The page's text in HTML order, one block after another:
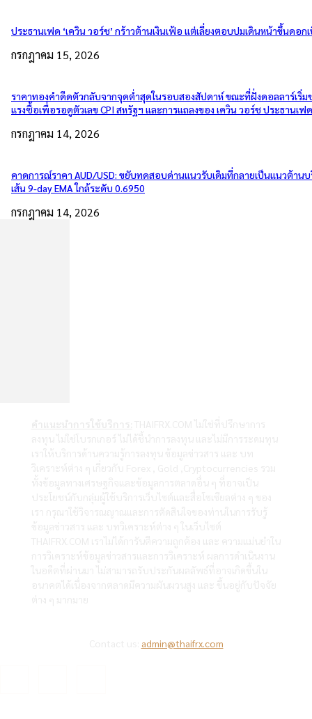
ประธานเฟด ‘เควิน วอร์ช’ กร้าวต้านเงินเฟ้อ แต่เลี่ยงตอบปมเดินหน้าขึ้นดอก
กรกฎาคม 15, 2026
ราคาทองคำดีดตัวกลับจากจุดต่ำสุดในรอบสองสัปดาห์ ขณะที่ฝั่งดอลลาร์เริ่ม
แรงซื้อเพื่อรอดูตัวเลข CPI สหรัฐฯ และการแถลงของ เควิน วอร์ช ประธานเฟด
กรกฎาคม 14, 2026
คาดการณ์ราคา AUD/USD: ขยับทดสอบด่านแนวรับเดิมที่กลายเป็นแนวต้านบ
เส้น 9-day EMA ใกล้ระดับ 0.6950
กรกฎาคม 14, 2026
admin@thaifrx.com